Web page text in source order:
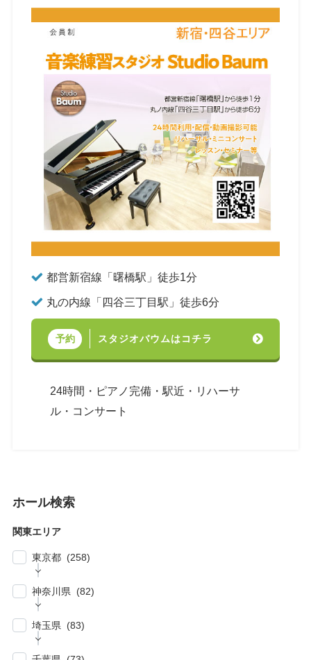
都営新宿線「曙橋駅」徒歩1分
丸の内線「四谷三丁目駅」徒歩6分
予約 スタジオバウムはコチラ
24時間・ピアノ完備・駅近・リハーサ
ル・コンサート
ホール検索
関東エリア
東京都 (258)
| … 新宿区・渋谷区 (39)
| … 品川区・大田区 (10)
| … 目黒区・世田谷区 (21)
神奈川県 (82)
| … 横浜市 (44)
埼玉県 (83)
| … 春日部市・富士見市・ふじみ野市 (4)